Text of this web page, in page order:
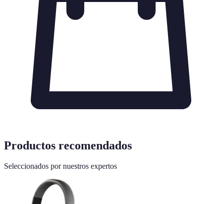
Productos recomendados
Seleccionados por nuestros expertos